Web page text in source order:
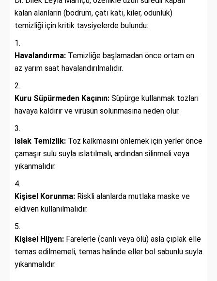
kalan alanların (bodrum, çatı katı, kiler, odunluk)
temizliği için kritik tavsiyelerde bulundu:
Havalandırma: Temizliğe başlamadan önce ortam en
az yarım saat havalandırılmalıdır.
Kuru Süpürmeden Kaçının: Süpürge kullanmak tozları
havaya kaldırır ve virüsün solunmasına neden olur.
Islak Temizlik: Toz kalkmasını önlemek için yerler önce
çamaşır sulu suyla ıslatılmalı, ardından silinmeli veya
yıkanmalıdır.
Kişisel Korunma: Riskli alanlarda mutlaka maske ve
eldiven kullanılmalıdır.
Kişisel Hijyen: Farelerle (canlı veya ölü) asla çıplak elle
temas edilmemeli, temas halinde eller bol sabunlu suyla
yıkanmalıdır.